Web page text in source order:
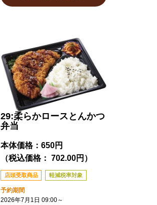
29:柔らかロースとんかつ
弁当
本体価格： 650円
（税込価格： 702.00円）
店頭受取商品 軽減税率対象
予約期間
2026年7月1日 09:00～